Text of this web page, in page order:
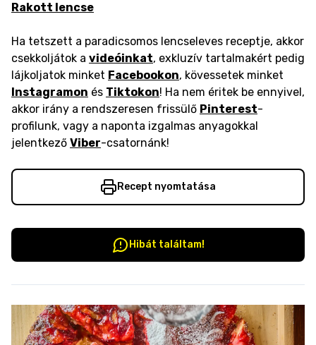
Rakott lencse
Ha tetszett a paradicsomos lencseleves receptje, akkor
csekkoljátok a videóinkat, exkluzív tartalmakért pedig
lájkoljatok minket Facebookon, kövessetek minket
Instagramon és Tiktokon! Ha nem éritek be ennyivel,
akkor irány a rendszeresen frissülő Pinterest-
profilunk, vagy a naponta izgalmas anyagokkal
jelentkező Viber-csatornánk!
Recept nyomtatása
Hibát találtam!